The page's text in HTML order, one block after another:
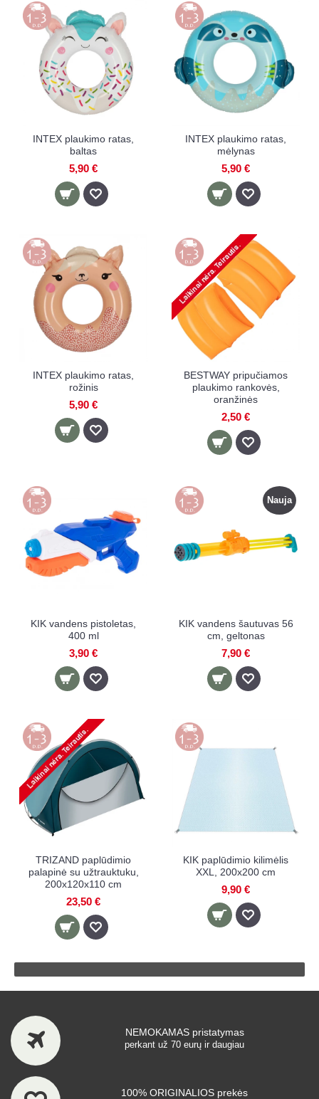
INTEX plaukimo ratas,
baltas
5,90 €
INTEX plaukimo ratas,
mėlynas
5,90 €
INTEX plaukimo ratas,
rožinis
5,90 €
BESTWAY pripučiamos
plaukimo rankovės,
oranžinės
2,50 €
KIK vandens pistoletas,
400 ml
3,90 €
Nauja
KIK vandens šautuvas 56
cm, geltonas
7,90 €
TRIZAND paplūdimio
palapinė su užtrauktuku,
200x120x110 cm
23,50 €
KIK paplūdimio kilimėlis
XXL, 200x200 cm
9,90 €
NEMOKAMAS pristatymas
perkant už 70 eurų ir daugiau
100% ORIGINALIOS prekės